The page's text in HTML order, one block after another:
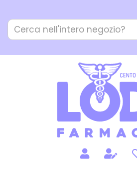
contenuto
principale
Cerca
Prodotto